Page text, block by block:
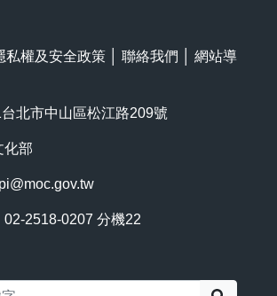
私權及安全政策 聯絡我們
網站導
北市中山區松江路209號
化部
2518-0207 分機22